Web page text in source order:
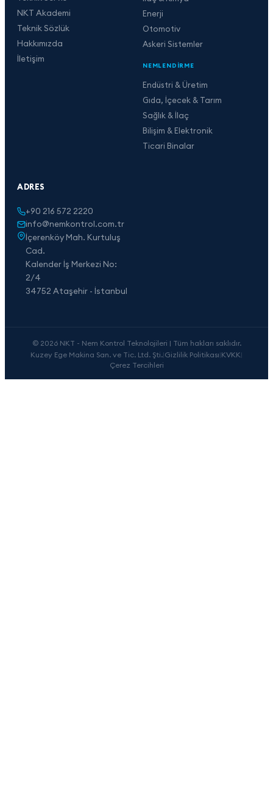
NKT Akademi
Teknik Sözlük
Hakkımızda
İletişim
Enerji
Otomotiv
Askeri Sistemler
NEMLENDIRME
Endüstri & Üretim
Gıda, İçecek & Tarım
Sağlık & İlaç
Bilişim & Elektronik
Ticari Binalar
ADRES
+90 216 572 2220
info@nemkontrol.com.tr
İçerenköy Mah. Kurtuluş
Cad.
Kalender İş Merkezi No:
2/4
34752 Ataşehir - İstanbul
© 2026 NKT - Nem Kontrol Teknolojileri | Tüm hakları saklıdır.
Kuzey Ege Makina San. ve Tic. Ltd. Şti.|Gizlilik Politikası|KVKK|
Çerez Tercihleri